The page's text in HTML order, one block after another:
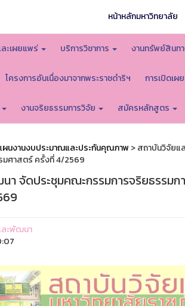
หน้าหลักมหาวิทยาลัย
ะเผยแพร่ บริการวิชาการ งานทรัพย์สิน
โครงการอันเนื่องมาจากพระราชดำริฯ การเปิดเผ
งานจริยธรรมการวิจัย สมัครหลักสูตร
ผนงานงบประมาณและประกันคุณภาพ > สถาบันวิจัยแ
ศาสตร์ ครั้งที่ 4/2569
า จัดประชุมคณะกรรมการจริยธรรม
ะพัฒนา